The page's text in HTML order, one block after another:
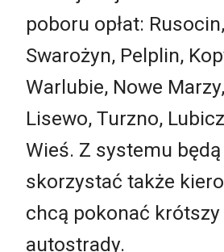
poboru opłat:
Swarożyn, Pelplin,
Warlubie, Nowe
Lisewo, Turzno,
Wieś. Z systemu
skorzystać także
chcą pokonać
autostrady.